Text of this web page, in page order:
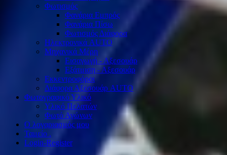
Φωτισμός
Φανάρια Εμπρός
Φανάρια Πίσω
Φωτισμός Διάφορα
Ηλεκτρονικά AUTO
Μηχανικά Μέρη
Εισαγωγή - Αξεσουάρ
Εξάτμιση - Αξεσουάρ
Εκκεντροφόροι
Διάφορα Αξεσουάρ AUTO
Φωτογραφικό Υλικό
Υλικό Πελατών
Φωτό Αγώνων
Ο λογαριασμός μου
Ταμείο .
Login-Register